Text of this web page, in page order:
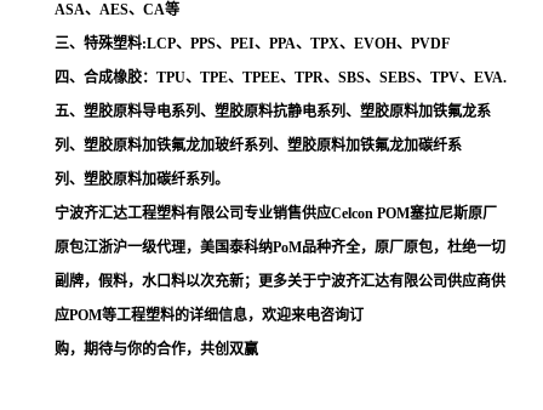
ASA、AES、CA等
三、特殊塑料:LCP、PPS、PEI、PPA、TPX、EVOH、PVDF
四、合成橡胶：TPU、TPE、TPEE、TPR、SBS、SEBS、TPV、EVA.
五、塑胶原料导电系列、塑胶原料抗静电系列、塑胶原料加铁氟龙系
列、塑胶原料加铁氟龙加玻纤系列、塑胶原料加铁氟龙加碳纤系
列、塑胶原料加碳纤系列。
宁波齐汇达工程塑料有限公司专业销售供应Celcon POM塞拉尼斯原厂
原包江浙沪一级代理，美国泰科纳PoM品种齐全，原厂原包，杜绝一切
副牌，假料，水口料以次充新；更多关于宁波齐汇达有限公司供应商供
应POM等工程塑料的详细信息，欢迎来电咨询订
购，期待与你的合作，共创双赢